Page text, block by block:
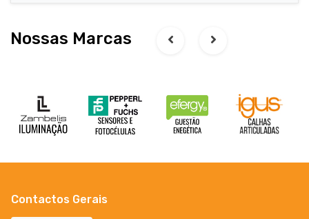
Nossas Marcas
Contactos Gerais